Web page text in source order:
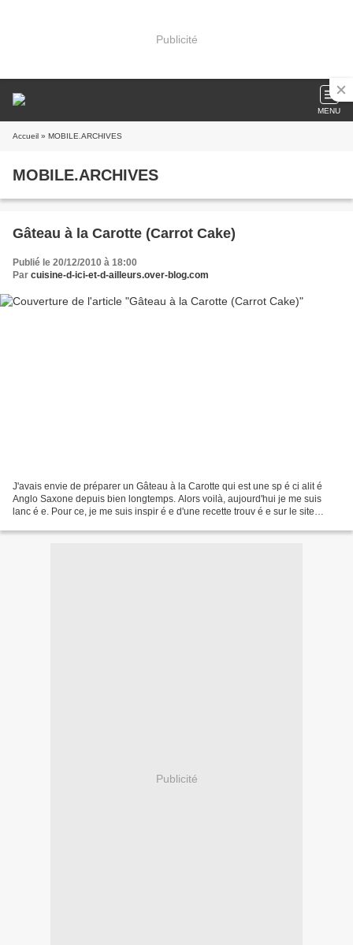
Publicité
MENU
Accueil » MOBILE.ARCHIVES
MOBILE.ARCHIVES
Gâteau à la Carotte (Carrot Cake)
Publié le 20/12/2010 à 18:00
Par cuisine-d-ici-et-d-ailleurs.over-blog.com
J'avais envie de préparer un Gâteau à la Carotte qui est une sp é ci alit é
Anglo Saxone depuis bien longtemps. Alors voilà, aujourd'hui je me suis
lanc é e. Pour ce, je me suis inspir é e d'une recette trouv é e sur le site
Publicité